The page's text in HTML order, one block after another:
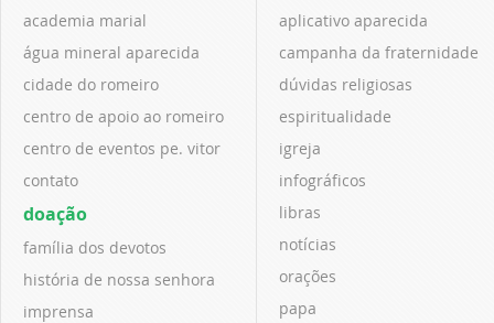
academia marial
água mineral aparecida
cidade do romeiro
centro de apoio ao romeiro
centro de eventos pe. vitor
contato
doação
família dos devotos
história de nossa senhora
imprensa
aplicativo aparecida
campanha da fraternidade
dúvidas religiosas
espiritualidade
igreja
infográficos
libras
notícias
orações
papa